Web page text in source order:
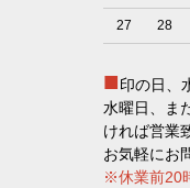
27 28
■印の日、
水曜日、ま
ければ営業
お気軽にお
※休業前20